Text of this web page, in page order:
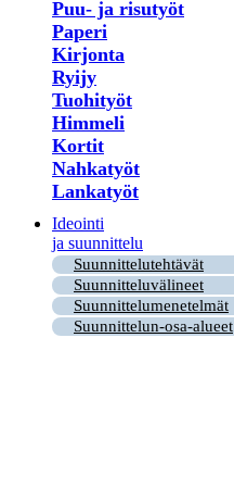
Puu- ja risutyöt
Paperi
Kirjonta
Ryijy
Tuohityöt
Himmeli
Kortit
Nahkatyöt
Lankatyöt
Ideointi
ja suunnittelu
Suunnittelutehtävät
Suunnitteluvälineet
Suunnittelumenetelmät
Suunnittelun-osa-alueet